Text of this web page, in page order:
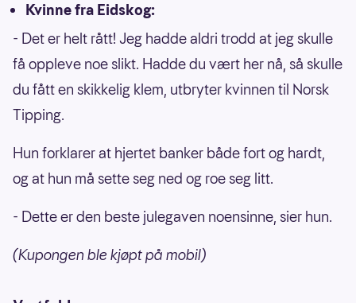
Kvinne fra Eidskog:
- Det er helt rått! Jeg hadde aldri trodd at jeg skulle
få oppleve noe slikt. Hadde du vært her nå, så skulle
du fått en skikkelig klem, utbryter kvinnen til Norsk
Tipping.
Hun forklarer at hjertet banker både fort og hardt,
og at hun må sette seg ned og roe seg litt.
- Dette er den beste julegaven noensinne, sier hun.
(Kupongen ble kjøpt på mobil)